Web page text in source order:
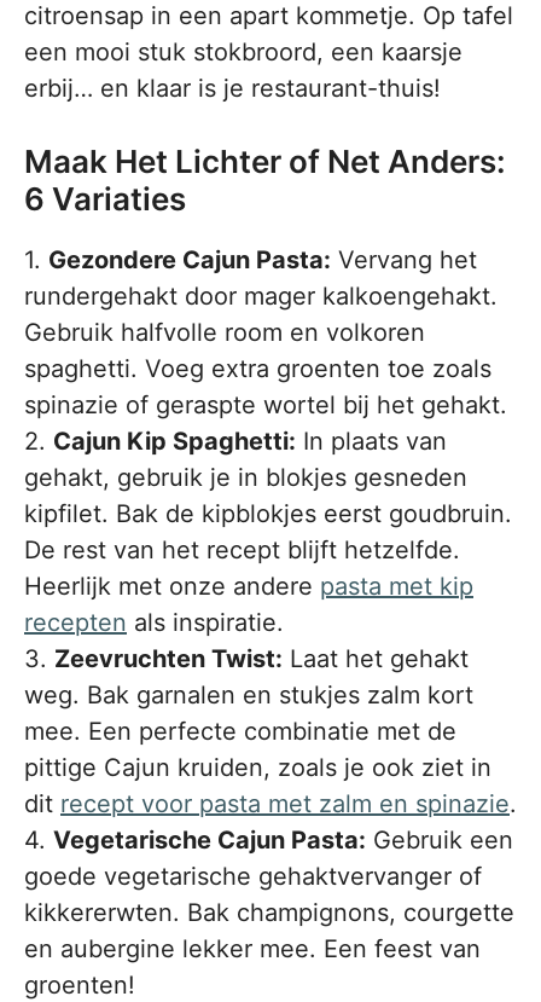
citroensap in een apart kommetje. Op tafel
een mooi stuk stokbroord, een kaarsje
erbij… en klaar is je restaurant-thuis!
Maak Het Lichter of Net Anders:
6 Variaties
1. Gezondere Cajun Pasta: Vervang het
rundergehakt door mager kalkoengehakt.
Gebruik halfvolle room en volkoren
spaghetti. Voeg extra groenten toe zoals
spinazie of geraspte wortel bij het gehakt.
2. Cajun Kip Spaghetti: In plaats van
gehakt, gebruik je in blokjes gesneden
kipfilet. Bak de kipblokjes eerst goudbruin.
De rest van het recept blijft hetzelfde.
Heerlijk met onze andere pasta met kip
recepten als inspiratie.
3. Zeevruchten Twist: Laat het gehakt
weg. Bak garnalen en stukjes zalm kort
mee. Een perfecte combinatie met de
pittige Cajun kruiden, zoals je ook ziet in
dit recept voor pasta met zalm en spinazie.
4. Vegetarische Cajun Pasta: Gebruik een
goede vegetarische gehaktvervanger of
kikkererwten. Bak champignons, courgette
en aubergine lekker mee. Een feest van
groenten!